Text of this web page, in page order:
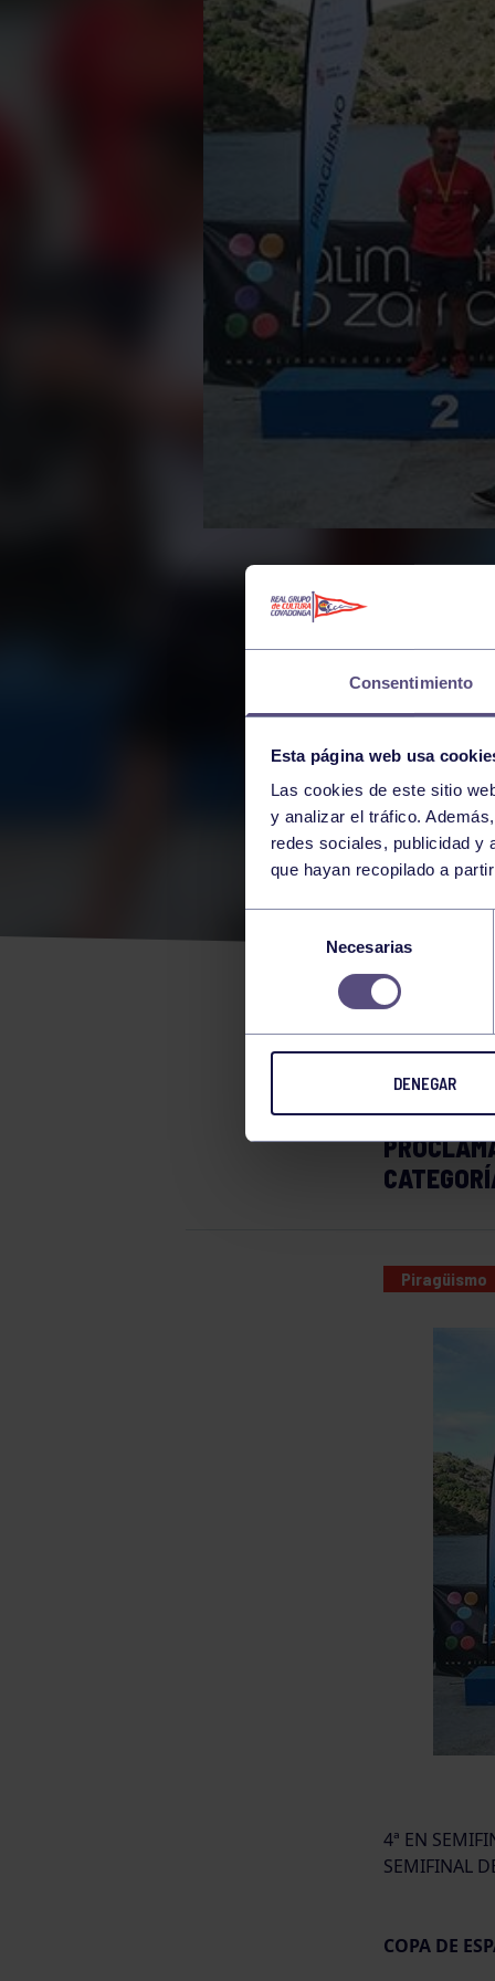
Consentimiento
Esta página web usa
Las cookies de este sitio
y analizar el tráfico.
redes sociales, publicidad y
que hayan recopilado a
consentimiento
Necesarias
DENEGAR
Piragüismo
4ª EN
SEMIFINAL
COPA DE